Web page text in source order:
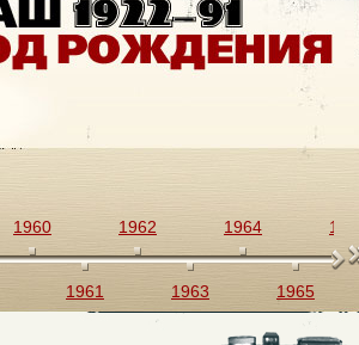
1960
1961
1962
1963
1964
1965
1966